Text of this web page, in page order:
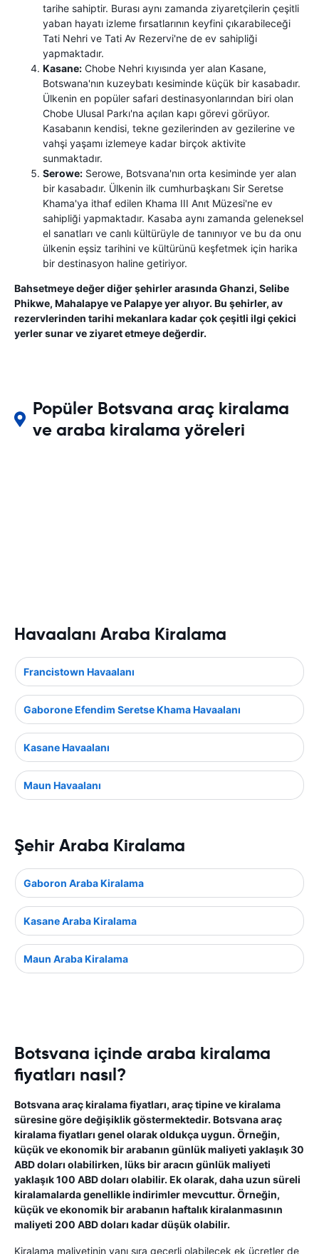
tarihe sahiptir. Burası aynı zamanda ziyaretçilerin çeşitli
yaban hayatı izleme fırsatlarının keyfini çıkarabileceği
Tati Nehri ve Tati Av Rezervi'ne de ev sahipliği
yapmaktadır.
Kasane: Chobe Nehri kıyısında yer alan Kasane,
Botswana'nın kuzeybatı kesiminde küçük bir kasabadır.
Ülkenin en popüler safari destinasyonlarından biri olan
Chobe Ulusal Parkı'na açılan kapı görevi görüyor.
Kasabanın kendisi, tekne gezilerinden av gezilerine ve
vahşi yaşamı izlemeye kadar birçok aktivite
sunmaktadır.
Serowe: Serowe, Botsvana'nın orta kesiminde yer alan
bir kasabadır. Ülkenin ilk cumhurbaşkanı Sir Seretse
Khama'ya ithaf edilen Khama III Anıt Müzesi'ne ev
sahipliği yapmaktadır. Kasaba aynı zamanda geleneksel
el sanatları ve canlı kültürüyle de tanınıyor ve bu da onu
ülkenin eşsiz tarihini ve kültürünü keşfetmek için harika
bir destinasyon haline getiriyor.
Bahsetmeye değer diğer şehirler arasında Ghanzi, Selibe
Phikwe, Mahalapye ve Palapye yer alıyor. Bu şehirler, av
rezervlerinden tarihi mekanlara kadar çok çeşitli ilgi çekici
yerler sunar ve ziyaret etmeye değerdir.
Popüler Botsvana araç kiralama
ve araba kiralama yöreleri
Havaalanı Araba Kiralama
Francistown Havaalanı
Gaborone Efendim Seretse Khama Havaalanı
Kasane Havaalanı
Maun Havaalanı
Şehir Araba Kiralama
Gaboron Araba Kiralama
Kasane Araba Kiralama
Maun Araba Kiralama
Botsvana içinde araba kiralama
fiyatları nasıl?
Botsvana araç kiralama fiyatları, araç tipine ve kiralama
süresine göre değişiklik göstermektedir. Botsvana araç
kiralama fiyatları genel olarak oldukça uygun. Örneğin,
küçük ve ekonomik bir arabanın günlük maliyeti yaklaşık 30
ABD doları olabilirken, lüks bir aracın günlük maliyeti
yaklaşık 100 ABD doları olabilir. Ek olarak, daha uzun süreli
kiralamalarda genellikle indirimler mevcuttur. Örneğin,
küçük ve ekonomik bir arabanın haftalık kiralanmasının
maliyeti 200 ABD doları kadar düşük olabilir.
Kiralama maliyetinin yanı sıra geçerli olabilecek ek ücretler de